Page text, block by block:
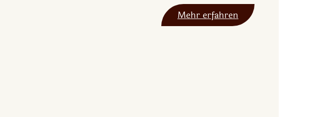
Mehr erfahren